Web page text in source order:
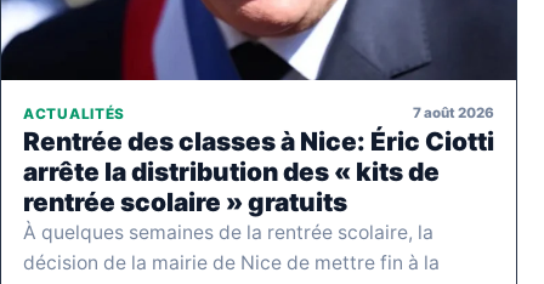
ACTUALITÉS 7 août 2026
Rentrée des classes à Nice: Éric Ciotti
arrête la distribution des « kits de
rentrée scolaire » gratuits
À quelques semaines de la rentrée scolaire, la
décision de la mairie de Nice de mettre fin à la